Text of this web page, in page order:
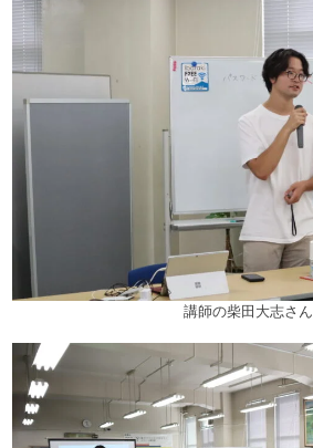
講師の柴田大志さん